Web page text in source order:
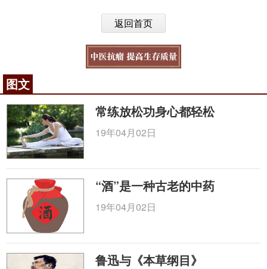
返回首页
图文
常练放松功身心都轻松
19年04月02日
“酒”是一种古老的中药
19年04月02日
鲁迅与《本草纲目》